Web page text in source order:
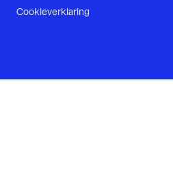
Cookieverklaring